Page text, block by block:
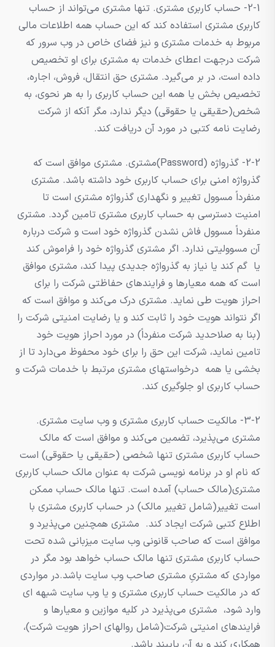
2-1- حساب کاربری مشتری. تنها مشتری می‌تواند از حساب
کاربری مشتری استفاده کند که این حساب همه اطلاعات مالی
مربوط به خدمات مشتری و نیز فضای خاص در وب سرور که
شرکت درجهت اعطای خدمات به مشتری برای او تخصیص
داده است، در بر می‌گیرد. مشتری حق انتقال، فروش، اجاره،
تخصیص بخش یا همه این حساب کاربری را به هر نحوی، به
شخص(حقیقی یا حقوقی) دیگر ندارد، مگر آنکه از شرکت
رضایت نامه کتبی در مورد آن دریافت کند.
2-2- گذرواژه (Password)مشتری. مشتری موافق است که
گذرواژه امنی برای حساب کاربری خود داشته باشد. مشتری
منفرداً مسوول تغییر و نگهداری گذرواژه مشتری است تا
امنیت دسترسی به حساب کاربری مشتری تامین گردد. مشتری
منفرداً مسوول فاش نشدن گذرواژه خود است و شرکت درباره
آن مسوولیتی ندارد. اگر مشتری گذرواژه خود را فراموش کند
یا گم کند یا نیاز به گذرواژه جدیدی پیدا کند، مشتری موافق
است که همه معیارها و فرایندهای حفاظتی شرکت را برای
احراز هویت طی نماید. مشتری درک می‌کند و موافق است که
اگر نتواند هویت خود را ثابت کند و یا رضایت امنیتی شرکت را
(بنا به صلاحدید شرکت منفرداً) در مورد احراز هویت خود
تامین نماید، شرکت این حق را برای خود محفوظ می‌دارد تا از
بخشی یا همه درخواستهای مشتری مرتبط با خدمات شرکت و
حساب کاربری او جلوگیری کند.
3-2- مالکیت حساب کاربری مشتری و وب سایت مشتری.
مشتری می‌پذیرد، تضمین می‌کند و موافق است که مالک
حساب کاربری مشتری تنها شخصی (حقیقی یا حقوقی) است
که نام او در برنامه نویسی شرکت به عنوان مالک حساب کاربری
مشتری(مالک حساب) آمده است. تنها مالک حساب ممکن
است تغییر(شامل تغییر مالک) در حساب کاربری مشتری با
اطلاع کتبی شرکت ایجاد کند. مشتری همچنین می‌پذیرد و
موافق است که صاحب قانونی وب سایت میزبانی شده تحت
حساب کاربری مشتری تنها مالک حساب خواهد بود مگر در
مواردی که مشتریِ مشتری صاحب وب سایت باشد.در مواردی
که در مالکیت حساب کاربری مشتری و یا وب سایت شبهه ای
وارد شود، مشتری می‌پذیرد در کلیه موازین و معیارها و
فرایندهای امنیتی شرکت(شامل روالهای احراز هویت شرکت)،